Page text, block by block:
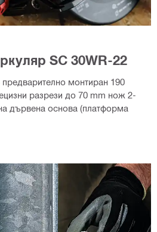
SC 30WR-22
предварително монтиран 190
разрези до 70 mm нож 2-
дървена основа (платформа